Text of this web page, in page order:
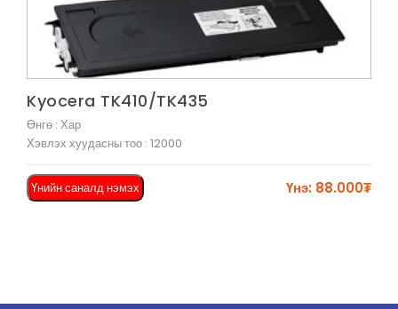
Харах
Kyocera TK410/TK435
Өнгө : Хар
Хэвлэх хуудасны тоо : 12000
Үнийн саналд нэмэх Үнэ: 88.000₮